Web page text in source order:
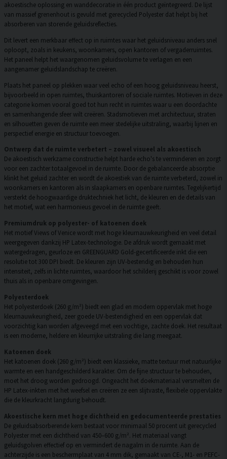
akoestische oplossing en wanddecoratie in één product geïntegreerd. De lijst
van massief grenenhout is gevuld met gerecycled Polyester dat helpt bij het
absorberen van storende geluidsreflecties.
Dit levert een merkbaar effect op in ruimtes waar het geluidsniveau anders snel
oploopt, zoals in keukens, woonkamers, open kantoren of vergaderruimtes.
Het paneel helpt het waargenomen geluidsvolume te verlagen en een
aangenamer geluidslandschap te creëren.
Plaats het paneel op plekken waar veel echo of een hoog geluidsniveau heerst,
bijvoorbeeld in open ruimtes, thuiskantoren of sociale ruimtes. Motieven in deze
categorie komen vooral goed tot hun recht in ruimtes waar u een doordachte
en samenhangende sfeer wilt creëren. Stadsmotieven met architectuur, straten
en silhouetten geven de ruimte een meer stedelijke uitstraling, waarbij lijnen en
perspectief energie en structuur toevoegen.
Ontwerp dat de ruimte verbetert – zowel visueel als akoestisch
De akoestisch werkzame constructie helpt harde echo's te verminderen en zorgt
voor een zachter totaalgevoel in de ruimte. Door de gebalanceerde absorptie
klinkt het geluid zachter en wordt de akoestiek van de ruimte verbeterd, zowel in
woonkamers en kantoren als in slaapkamers en openbare ruimtes. Tegelijkertijd
versterkt de hoogwaardige druktechniek het licht, de kleuren en de details van
het motief, wat een harmonieus gevoel in de ruimte geeft.
Premiumdruk op polyester- of katoenen doek
Het motief Views of Venice wordt met hoge kleurnauwkeurigheid en veel detail
weergegeven dankzij HP Latex-technologie. De afdruk wordt gemaakt met
watergedragen, geurloze en GREENGUARD Gold-gecertificeerde inkt die een
resolutie tot 300 DPI biedt. De kleuren zijn UV-bestendig en behouden hun
intensiteit, zelfs in lichte ruimtes, waardoor het schilderij geschikt is voor zowel
thuis als in openbare omgevingen.
Polyesterdoek
Het polyesterdoek (260 g/m²) biedt een glad en modern oppervlak met hoge
kleurnauwkeurigheid, zeer goede UV-bestendigheid en een oppervlak dat
voorzichtig kan worden afgeveegd met een vochtige, zachte doek. Het resultaat
is een moderne, heldere en kleurrijke uitstraling die lang meegaat.
Katoenen doek
Het katoenen doek (260 g/m²) biedt een klassieke, matte textuur met natuurlijke
warmte en een handgeschilderd karakter. Om de fijne structuur te behouden,
moet het droog worden gedroogd. Ongeacht het doekmateriaal versmelten de
HP Latex-inkten met het weefsel en creëren ze een slijtvaste, flexibele oppervlakte
die de kleurkracht langdurig behoudt.
Akoestische kern met hoge dichtheid en gedocumenteerde prestaties
De geluidsabsorberende kern bestaat voor minimaal 50 procent uit gerecycled
Polyester met een dichtheid van 450–600 g/m². Het materiaal vangt
geluidsgolven effectief op en vermindert de nagalm in de ruimte. Aan de
achterzijde is een beschermplaat van 4 mm dik, gemaakt van CE-, M1- en PEFC-